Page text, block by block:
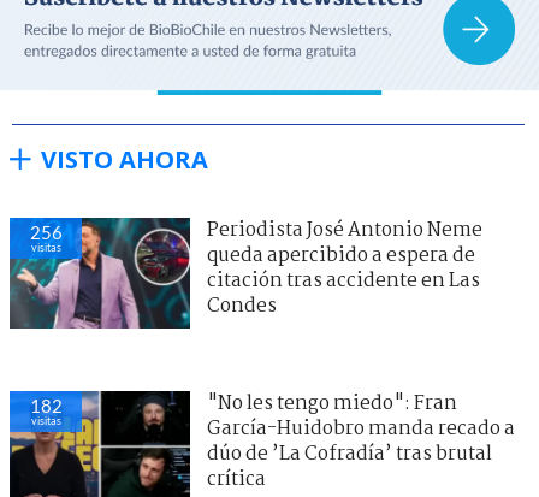
VISTO AHORA
256
visitas
Periodista José Antonio Neme
queda apercibido a espera de
citación tras accidente en Las
Condes
182
visitas
"No les tengo miedo": Fran
García-Huidobro manda recado a
dúo de ’La Cofradía’ tras brutal
crítica